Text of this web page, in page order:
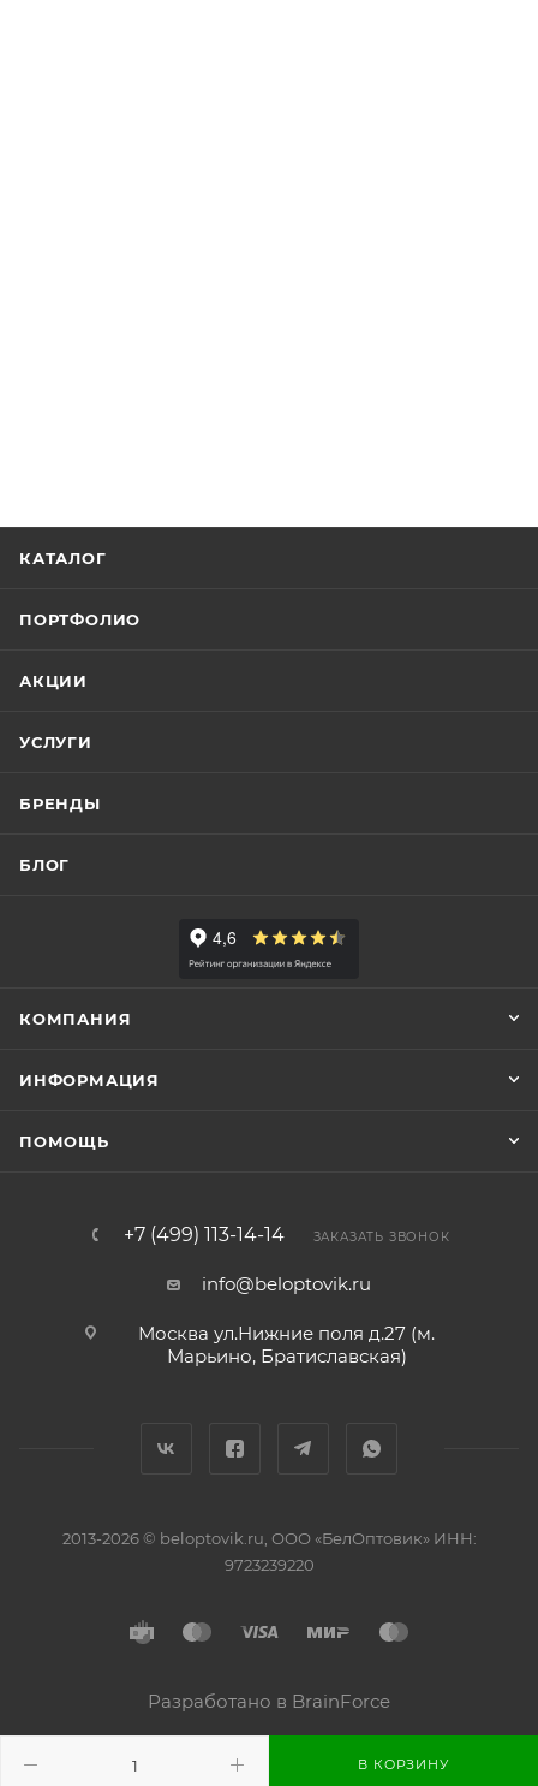
В КОРЗИНУ
КАТАЛОГ
ПОРТФОЛИО
АКЦИИ
УСЛУГИ
БРЕНДЫ
БЛОГ
КОМПАНИЯ
ИНФОРМАЦИЯ
ПОМОЩЬ
+7 (499) 113-14-14 ЗАКАЗАТЬ ЗВОНОК
info@beloptovik.ru
Москва ул.Нижние поля д.27 (м.
Марьино, Братиславская)
2013-2026 © beloptovik.ru, ООО «БелОптовик» ИНН:
9723239220
Разработано в BrainForce